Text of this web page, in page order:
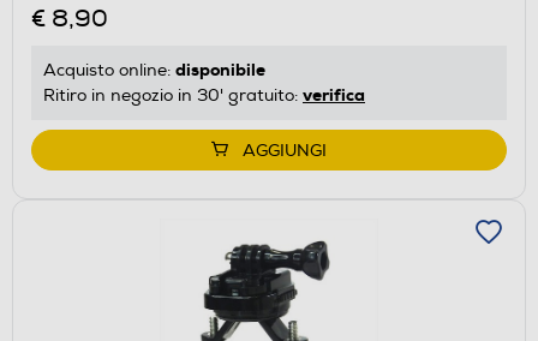
€ 8,90
Acquisto online: disponibile
Ritiro in negozio in 30' gratuito: verifica
AGGIUNGI